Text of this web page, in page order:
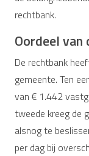
rechtbank.
Oordeel van
De rechtbank
gemeente. Ten
van € 1.442
tweede kreeg de
alsnog te
per dag bij